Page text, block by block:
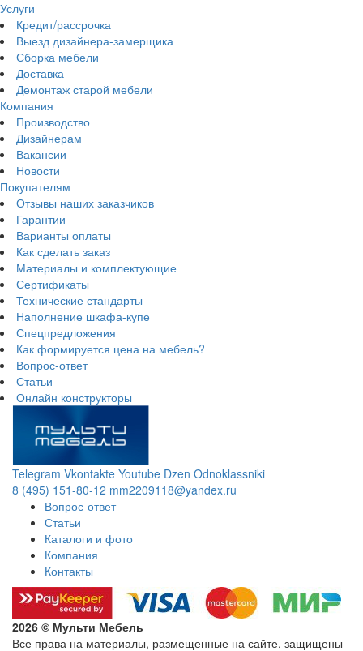
Услуги
Кредит/рассрочка
Выезд дизайнера-замерщика
Сборка мебели
Доставка
Демонтаж старой мебели
Компания
Производство
Дизайнерам
Вакансии
Новости
Покупателям
Отзывы наших заказчиков
Гарантии
Варианты оплаты
Как сделать заказ
Материалы и комплектующие
Сертификаты
Технические стандарты
Наполнение шкафа-купе
Спецпредложения
Как формируется цена на мебель?
Вопрос-ответ
Статьи
Онлайн конструкторы
Telegram Vkontakte Youtube Dzen Odnoklassniki
8 (495) 151-80-12 mm2209118@yandex.ru
Вопрос-ответ
Статьи
Каталоги и фото
Компания
Контакты
2026 © Мульти Мебель
Все права на материалы, размещенные на сайте, защищены